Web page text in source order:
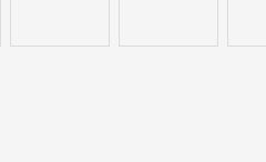
iPhone 15 Pro MaxApple Watch